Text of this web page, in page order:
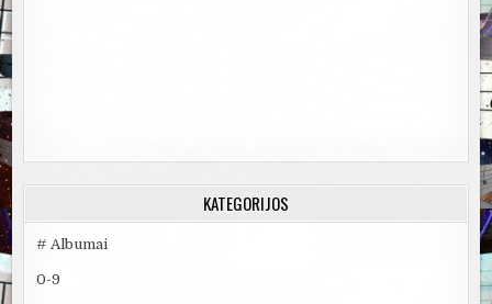
KATEGORIJOS
# Albumai
0-9